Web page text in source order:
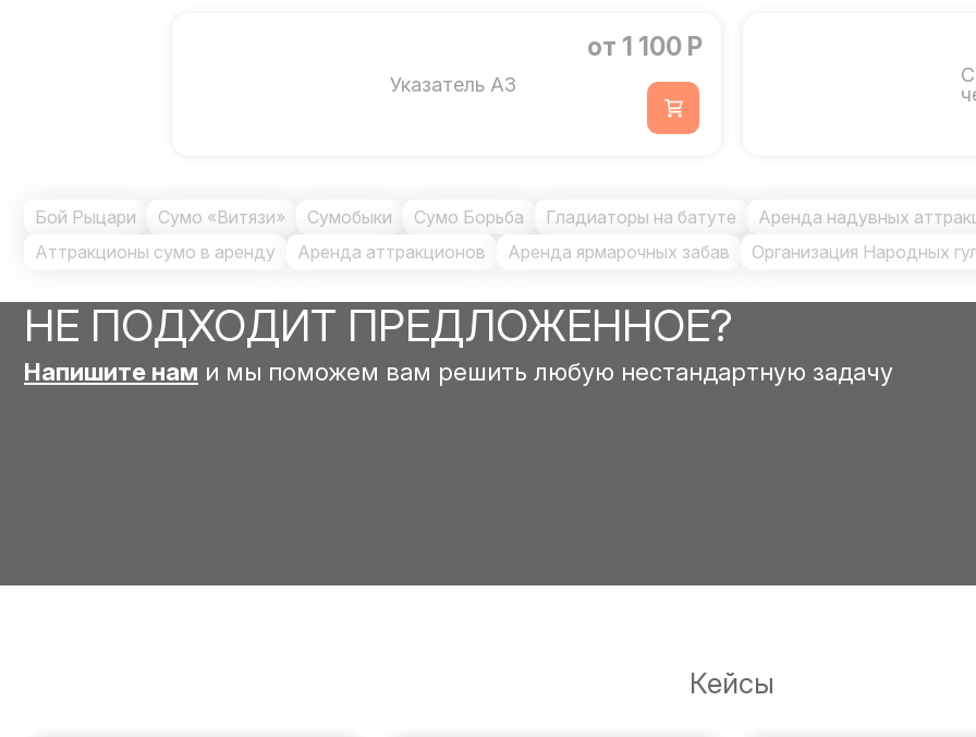
Указатель А3
от 1 100 Р
Бой Рыцари Сумо «Витязи» Сумобыки Сумо Борьба Гладиаторы на батуте Аренда надувных
Аттракционы сумо в аренду
Аренда аттракционов Аренда ярмарочных забав Организация Народных
НЕ ПОДХОДИТ ПРЕДЛОЖЕННОЕ?
Напишите нам и мы поможем вам решить любую нестандартную задачу
Кейсы